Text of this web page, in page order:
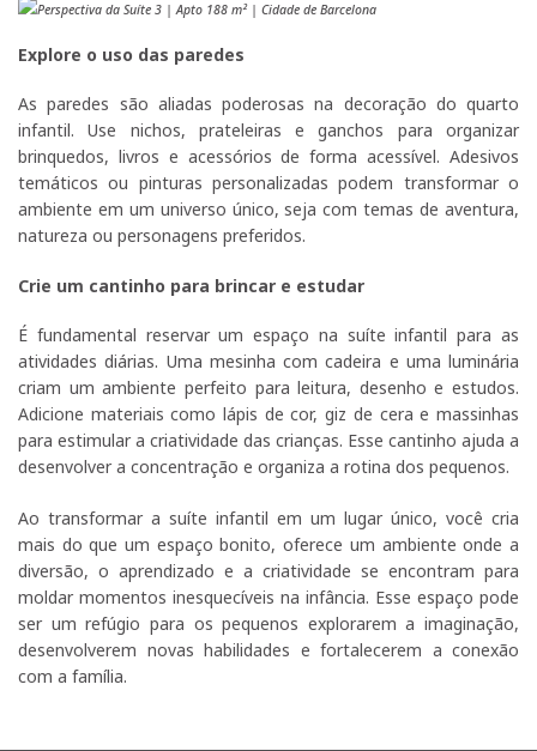
Perspectiva da Suíte 3 | Apto 188 m² | Cidade de Barcelona
Explore o uso das paredes
As paredes são aliadas poderosas na decoração do quarto
infantil. Use nichos, prateleiras e ganchos para organizar
brinquedos, livros e acessórios de forma acessível. Adesivos
temáticos ou pinturas personalizadas podem transformar o
ambiente em um universo único, seja com temas de aventura,
natureza ou personagens preferidos.
Crie um cantinho para brincar e estudar
É fundamental reservar um espaço na suíte infantil para as
atividades diárias. Uma mesinha com cadeira e uma luminária
criam um ambiente perfeito para leitura, desenho e estudos.
Adicione materiais como lápis de cor, giz de cera e massinhas
para estimular a criatividade das crianças. Esse cantinho ajuda a
desenvolver a concentração e organiza a rotina dos pequenos.
Ao transformar a suíte infantil em um lugar único, você cria
mais do que um espaço bonito, oferece um ambiente onde a
diversão, o aprendizado e a criatividade se encontram para
moldar momentos inesquecíveis na infância. Esse espaço pode
ser um refúgio para os pequenos explorarem a imaginação,
desenvolverem novas habilidades e fortalecerem a conexão
com a família.